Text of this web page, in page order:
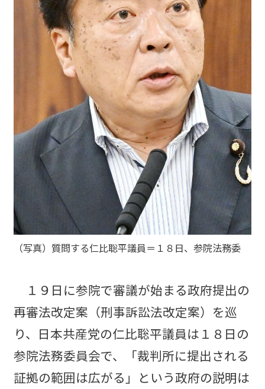
（写真）質問する仁比聡平議員＝１８日、参院法務委
１９日に参院で審議が始まる政府提出の
再審法改定案（刑事訴訟法改定案）を巡
り、日本共産党の仁比聡平議員は１８日の
参院法務委員会で、「裁判所に提出される
証拠の範囲は広がる」という政府の説明は